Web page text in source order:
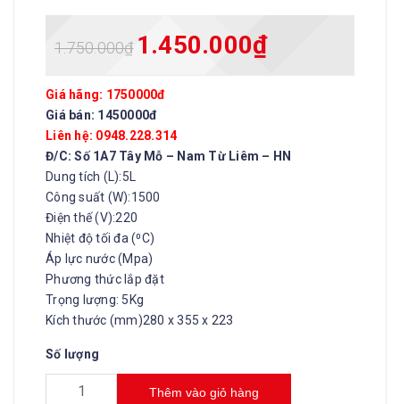
1.750.000₫ 1.450.000₫
Giá hãng: 1750000đ
Giá bán: 1450000đ
Liên hệ: 0948.228.314
Đ/C: Số 1A7 Tây Mỗ – Nam Từ Liêm – HN
Dung tích (L):5L
Công suất (W):1500
Điện thế (V):220
Nhiệt độ tối đa (⁰C)
Áp lực nước (Mpa)
Phương thức lắp đặt
Trọng lượng: 5Kg
Kích thước (mm)280 x 355 x 223
Số lượng
Thêm vào giỏ hàng